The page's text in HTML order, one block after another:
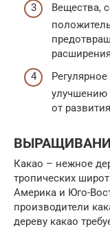
Вещества,
улучшению
от
Какао – нежное
тропических
Америка и Юго-
производители
дереву какао